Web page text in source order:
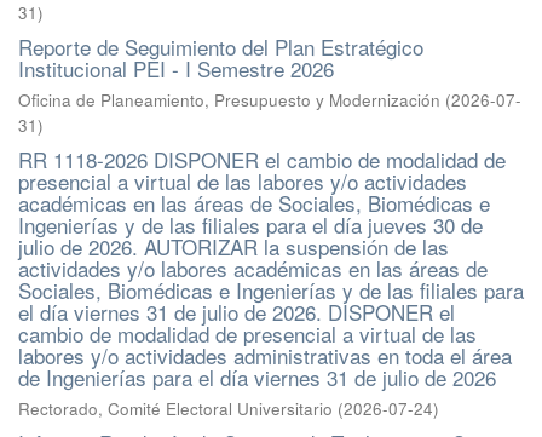
31)
Reporte de Seguimiento del Plan Estratégico
Institucional PEI - I Semestre 2026
Oficina de Planeamiento, Presupuesto y Modernización (2026-07-
31)
RR 1118-2026 DISPONER el cambio de modalidad de
presencial a virtual de las labores y/o actividades
académicas en las áreas de Sociales, Biomédicas e
Ingenierías y de las filiales para el día jueves 30 de
julio de 2026. AUTORIZAR la suspensión de las
actividades y/o labores académicas en las áreas de
Sociales, Biomédicas e Ingenierías y de las filiales para
el día viernes 31 de julio de 2026. DISPONER el
cambio de modalidad de presencial a virtual de las
labores y/o actividades administrativas en toda el área
de Ingenierías para el día viernes 31 de julio de 2026
Rectorado, Comité Electoral Universitario (2026-07-24)